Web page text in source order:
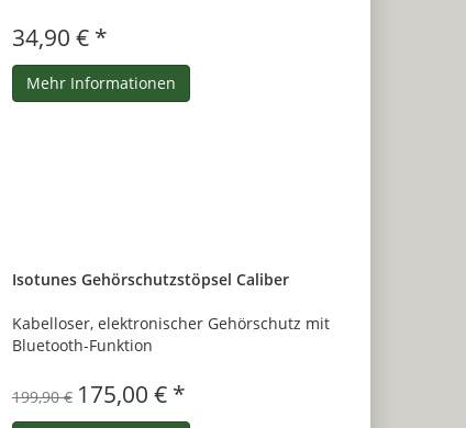
34,90 € *
Mehr Informationen
Isotunes Gehörschutzstöpsel Caliber
Kabelloser, elektronischer Gehörschutz mit
Bluetooth-Funktion
199,90 € 175,00 € *